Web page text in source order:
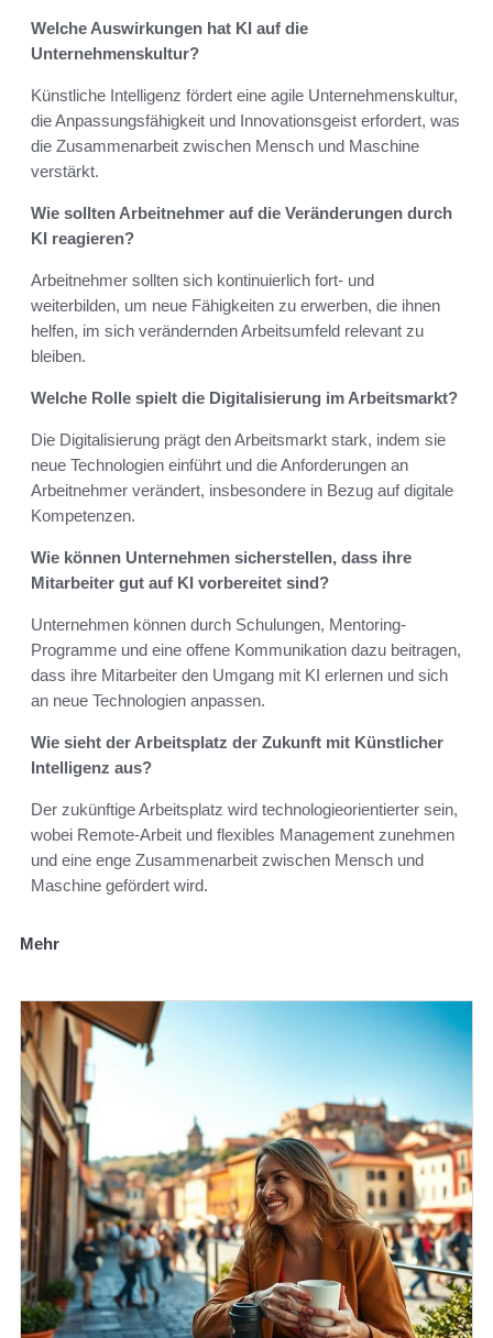
Welche Auswirkungen hat KI auf die
Unternehmenskultur?
Künstliche Intelligenz fördert eine agile Unternehmenskultur,
die Anpassungsfähigkeit und Innovationsgeist erfordert, was
die Zusammenarbeit zwischen Mensch und Maschine
verstärkt.
Wie sollten Arbeitnehmer auf die Veränderungen durch
KI reagieren?
Arbeitnehmer sollten sich kontinuierlich fort- und
weiterbilden, um neue Fähigkeiten zu erwerben, die ihnen
helfen, im sich verändernden Arbeitsumfeld relevant zu
bleiben.
Welche Rolle spielt die Digitalisierung im Arbeitsmarkt?
Die Digitalisierung prägt den Arbeitsmarkt stark, indem sie
neue Technologien einführt und die Anforderungen an
Arbeitnehmer verändert, insbesondere in Bezug auf digitale
Kompetenzen.
Wie können Unternehmen sicherstellen, dass ihre
Mitarbeiter gut auf KI vorbereitet sind?
Unternehmen können durch Schulungen, Mentoring-
Programme und eine offene Kommunikation dazu beitragen,
dass ihre Mitarbeiter den Umgang mit KI erlernen und sich
an neue Technologien anpassen.
Wie sieht der Arbeitsplatz der Zukunft mit Künstlicher
Intelligenz aus?
Der zukünftige Arbeitsplatz wird technologieorientierter sein,
wobei Remote-Arbeit und flexibles Management zunehmen
und eine enge Zusammenarbeit zwischen Mensch und
Maschine gefördert wird.
Mehr